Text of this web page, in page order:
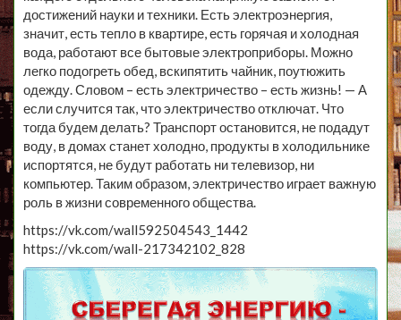
достижений науки и техники. Есть электроэнергия,
значит, есть тепло в квартире, есть горячая и холодная
вода, работают все бытовые электроприборы. Можно
легко подогреть обед, вскипятить чайник, поутюжить
одежду. Словом – есть электричество – есть жизнь! — А
если случится так, что электричество отключат. Что
тогда будем делать? Транспорт остановится, не подадут
воду, в домах станет холодно, продукты в холодильнике
испортятся, не будут работать ни телевизор, ни
компьютер. Таким образом, электричество играет важную
роль в жизни современного общества.
https://vk.com/wall592504543_1442
https://vk.com/wall-217342102_828